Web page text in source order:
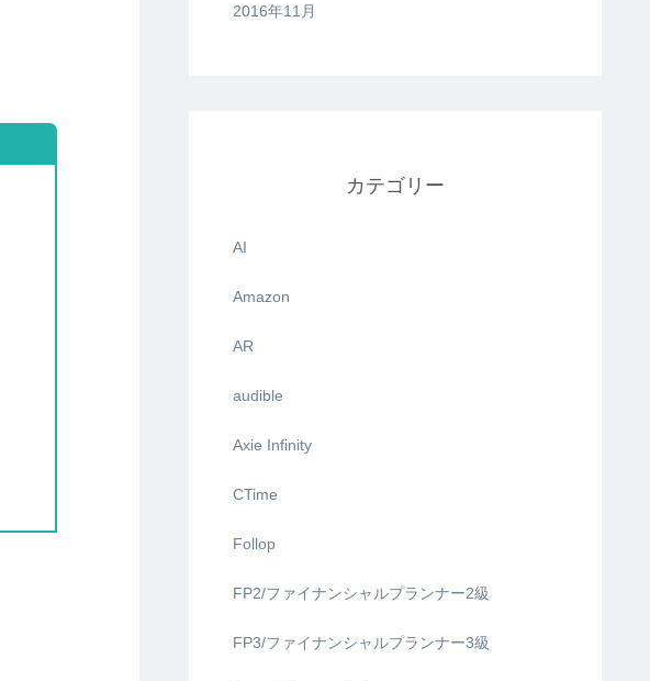
2016年11月
カテゴリー
AI
Amazon
AR
audible
Axie Infinity
CTime
Follop
FP2/ファイナンシャルプランナー2級
FP3/ファイナンシャルプランナー3級